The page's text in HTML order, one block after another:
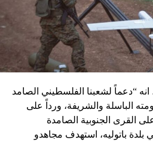
“دعماً لشعبنا الفلسطيني الصامد
الباسلة ‌‏‌‏‌والشريفة، ورداً على
القرى الجنوبية الصامدة
بلدة باتوليه، استهدف مجاهدو